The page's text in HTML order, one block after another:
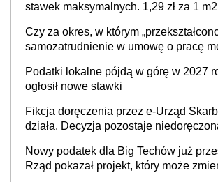
stawek maksymalnych. 1,29 zł za 1
prowadzeniem działalności
Czy za okres, w którym
samozatrudnienie w umowę o pracę
cywilnoprawnej jedynym racjonalnym
Podatki lokalne pójdą w górę w 2027
ogłosił nowe stawki
Fikcja doręczenia przez e-Urząd
działa. Decyzja pozostaje
Nowy podatek dla Big Techów już
Rząd pokazał projekt, który może